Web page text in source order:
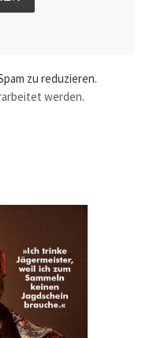
zu reduzieren.
werden.